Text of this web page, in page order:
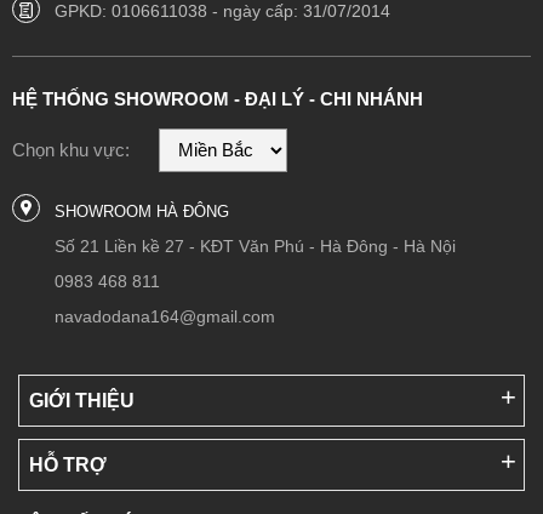
GPKD: 0106611038 - ngày cấp: 31/07/2014
HỆ THỐNG SHOWROOM - ĐẠI LÝ - CHI NHÁNH
Chọn khu vực:
SHOWROOM HÀ ĐÔNG
Số 21 Liền kề 27 - KĐT Văn Phú - Hà Đông - Hà Nội
0983 468 811
navadodana164@gmail.com
GIỚI THIỆU
HỖ TRỢ